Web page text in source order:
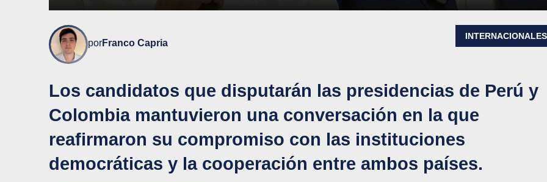
porFranco Capria
INTERNACIONALES
Los candidatos que disputarán las presidencias de Perú y
Colombia mantuvieron una conversación en la que
reafirmaron su compromiso con las instituciones
democráticas y la cooperación entre ambos países.